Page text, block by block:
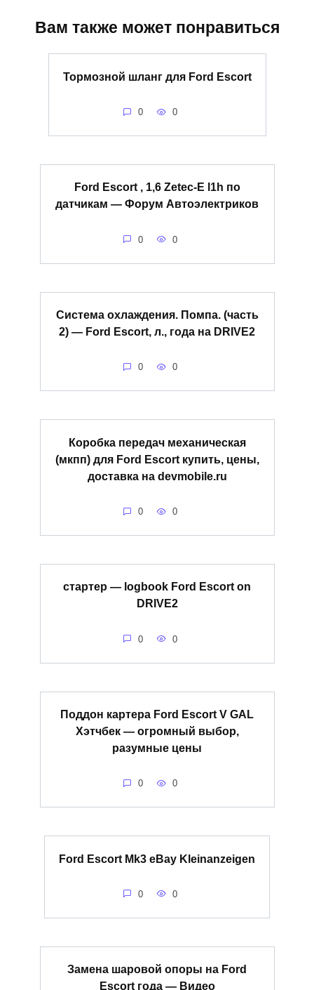
Вам также может понравиться
Тормозной шланг для Ford Escort
0 0
Ford Escort , 1,6 Zetec-E l1h по
датчикам — Форум Автоэлектриков
0 0
Система охлаждения. Помпа. (часть
2) — Ford Escort, л., года на DRIVE2
0 0
Коробка передач механическая
(мкпп) для Ford Escort купить, цены,
доставка на devmobile.ru
0 0
стартер — logbook Ford Escort on
DRIVE2
0 0
Поддон картера Ford Escort V GAL
Хэтчбек — огромный выбор,
разумные цены
0 0
Ford Escort Mk3 eBay Kleinanzeigen
0 0
Замена шаровой опоры на Ford
Escort года — Видео